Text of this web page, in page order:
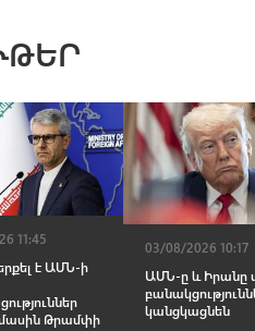
11:45
է ԱՄՆ-ի
մասին Թրամփի
03/08/2026 10:17
ԱՄՆ-ը և Իրանը
կանցկացնեն